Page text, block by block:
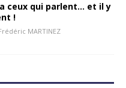
ceux qui parlent… et il y
!
MARTINEZ